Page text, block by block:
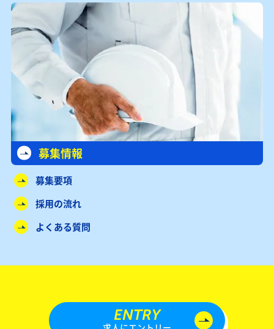
募集情報
募集要項
採用の流れ
よくある質問
ENTRY